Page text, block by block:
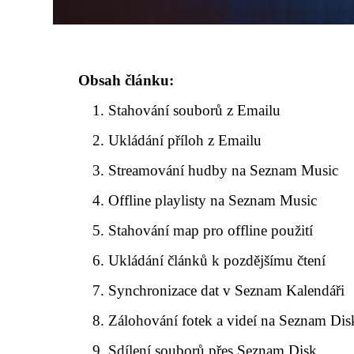
Obsah článku:
Stahování souborů z Emailu
Ukládání příloh z Emailu
Streamování hudby na Seznam Music
Offline playlisty na Seznam Music
Stahování map pro offline použití
Ukládání článků k pozdějšímu čtení
Synchronizace dat v Seznam Kalendáři
Zálohování fotek a videí na Seznam
Sdílení souborů přes Seznam Disk